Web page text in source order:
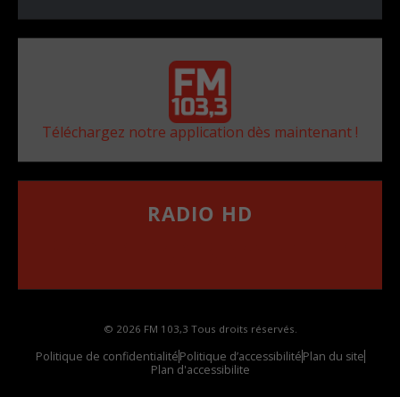
Téléchargez notre application dès maintenant !
RADIO HD
© 2026 FM 103,3 Tous droits réservés.
Politique de confidentialitéPolitique d’accessibilitéPlan du site
Plan d'accessibilite